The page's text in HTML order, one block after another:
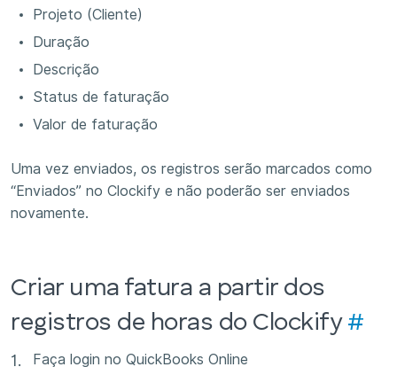
Projeto (Cliente)
Duração
Descrição
Status de faturação
Valor de faturação
Uma vez enviados, os registros serão marcados como
“Enviados” no Clockify e não poderão ser enviados
novamente.
Criar uma fatura a partir dos
registros de horas do Clockify #
Faça login no QuickBooks Online